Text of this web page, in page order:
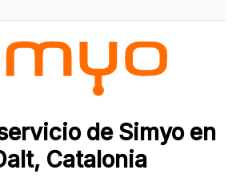
de Simyo en
Catalonia